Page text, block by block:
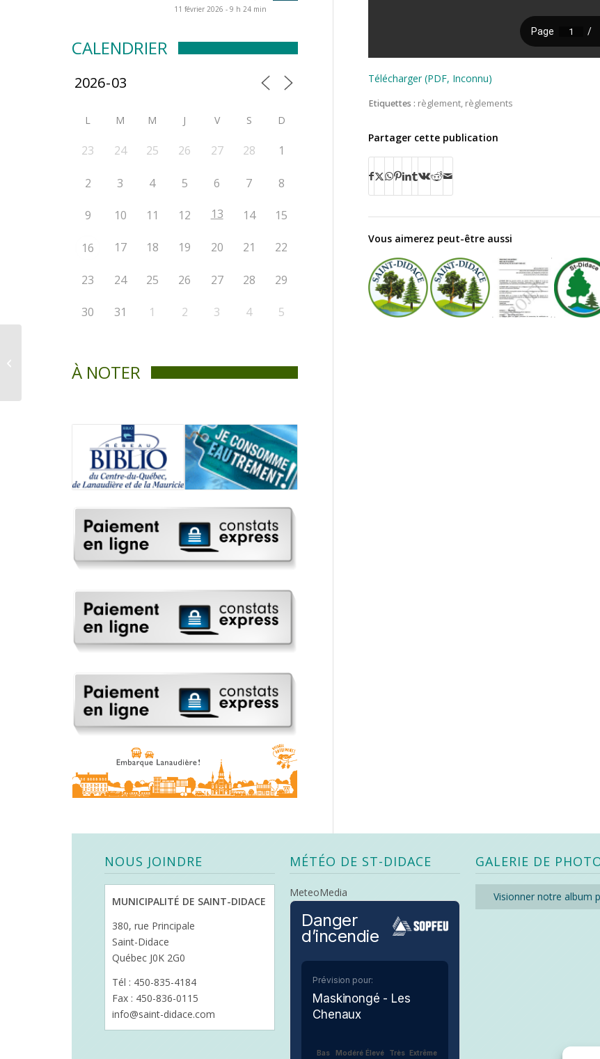
Télécharger (PDF, Inconnu)
Etiquettes : règlement, règlements
Partager cette publication
Vous aimerez peut-être aussi
11 février 2026 - 9 h 24 min
CALENDRIER
L M M J V S D
23 24 25 26 27 28 1
2 3 4 5 6 7 8
9 10 11 12 13 14 15
16 17 18 19 20 21 22
23 24 25 26 27 28 29
30 31 1 2 3 4 5
À NOTER
NOUS JOINDRE
MUNICIPALITÉ DE SAINT-DIDACE
380, rue Principale
Saint-Didace
Québec J0K 2G0
Tél : 450-835-4184
Fax : 450-836-0115
info@saint-didace.com
MÉTÉO DE ST-DIDACE
MeteoMedia
Danger
d’incendie
Prévision pour:
Maskinongé - Les
Chenaux
Bas Modéré Élevé Très Extrême
GALERIE DE
Visionner notre album
recherchée pour